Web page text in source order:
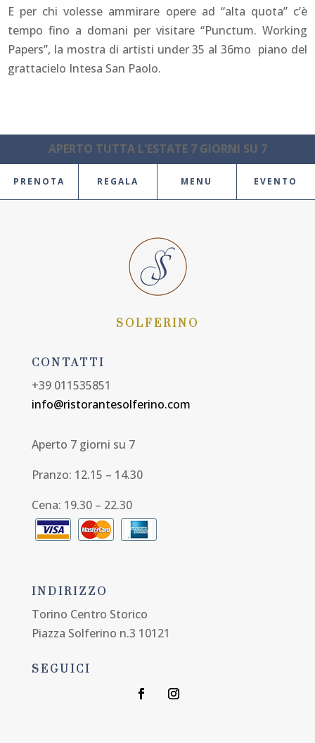
E per chi volesse ammirare opere ad “alta quota” c’è
tempo fino a domani per visitare “Punctum. Working
Papers”, la mostra di artisti under 35 al 36mo piano del
grattacielo Intesa San Paolo.
APERTO TUTTA L'ESTATE 7 GIORNI SU 7
PRENOTA REGALA MENU EVENTO
SOLFERINO
CONTATTI
+39 011535851
info@ristorantesolferino.com
Aperto 7 giorni su 7
Pranzo: 12.15 – 14.30
Cena: 19.30 – 22.30
INDIRIZZO
Torino Centro Storico
Piazza Solferino n.3 10121
SEGUICI